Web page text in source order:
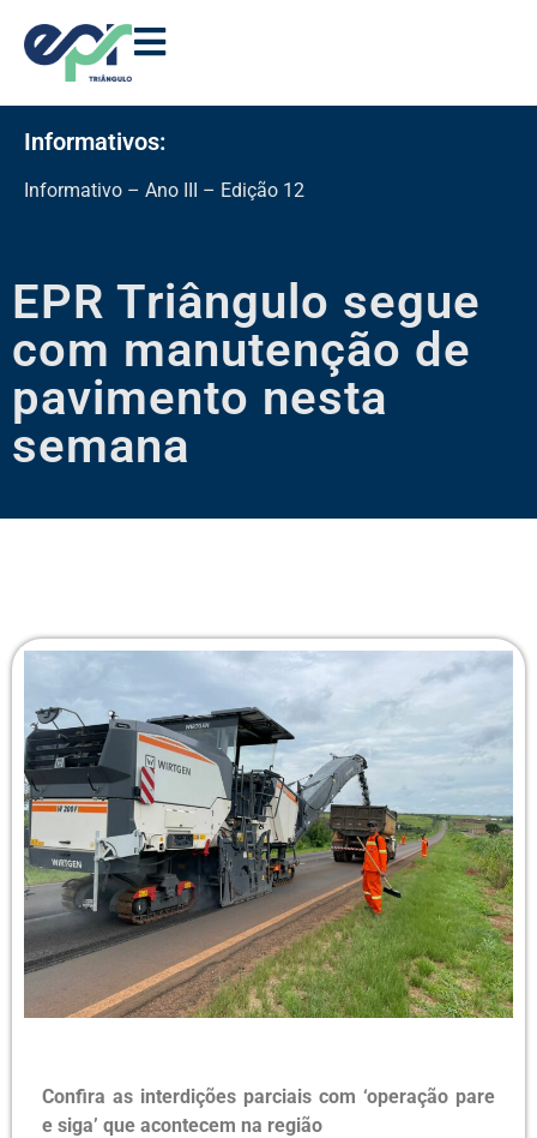
Informativos:
Informativo – Ano III – Edição 12
EPR Triângulo segue
com manutenção de
pavimento nesta
semana
Confira as interdições parciais com ‘operação pare
e siga’ que acontecem na região